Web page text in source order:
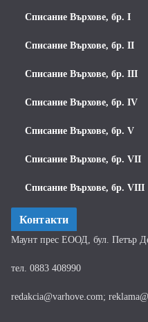
Списание Върхове, бр. I
Списание Върхове, бр. II
Списание Върхове, бр. III
Списание Върхове, бр. IV
Списание Върхове, бр. V
Списание Върхове, бр. VII
Списание Върхове, бр. VIII
Контакти
Маунт прес ЕООД, бул. Петър
тел. 0883 408990
redakcia@varhove.com;